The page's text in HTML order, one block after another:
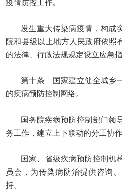
疫情防控工作。
发生重大传染病疫情，构成
院和县级以上地方人民政府依照
的法律、行政法规规定设立应急
第十条 国家建立健全城乡
的疾病预防控制网络。
国务院疾病预防控制部门领
务工作，建立上下联动的分工协作
国家、省级疾病预防控制机
员会，为传染病防治提供咨询
持。